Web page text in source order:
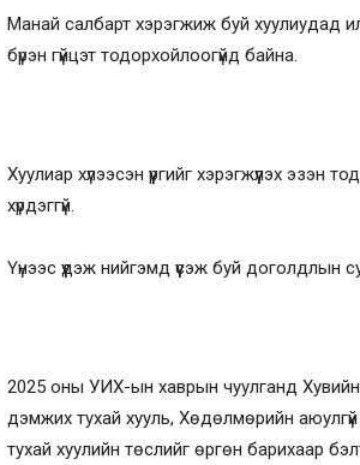
Манай салбарт хэрэгжиж буй хуулиудад
бүрэн гүйцэт тодорхойлоогүйд байна.
Хуулиар хүлээсэн үүргийг хэрэгжүүлэх эзэн
хүрдэггүй.
Үүнээс үүдэж нийгэмд үүсэж буй доголдлын
2025 оны УИХ-ын хаврын чуулганд Хувийн
дэмжих тухай хууль, Хөдөлмөрийн
тухай хуулийн төслийг өргөн барихаар